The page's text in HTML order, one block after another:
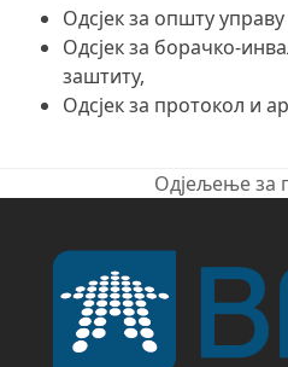
Одсјек за општу
Одсјек за борачко-
заштиту,
Одсјек за протокол и
next
Одјељење за